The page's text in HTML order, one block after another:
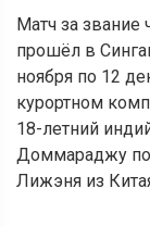
Матч за
прошёл в
ноября по 12
курортном
18-летний
Доммараджу
Лижэня из